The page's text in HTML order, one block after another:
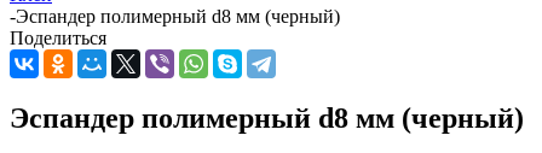
-Эспандер полимерный d8 мм (черный)
Поделиться
Эспандер полимерный d8 мм (черный)